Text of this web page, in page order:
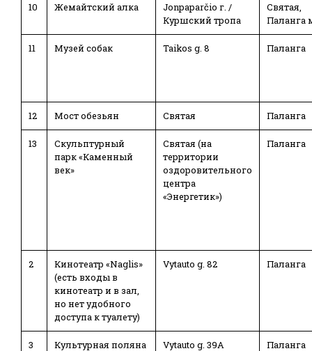
10 Жемайтский алка
Jonpaparčio г. /
Куршский тропа
Святая,
Паланга
11 Музей собак Taikos g. 8 Паланга
12 Мост обезьян Святая Паланга
13
Скульптурный
парк «Каменный
век»
Святая (на
территории
оздоровительного
центра
«Энергетик»)
Паланга
2
Кинотеатр «Naglis»
(есть входы в
кинотеатр и в зал,
но нет удобного
доступа к туалету)
Vytauto g. 82 Паланга
3
Культурная поляна
Vytauto g. 39A Паланга